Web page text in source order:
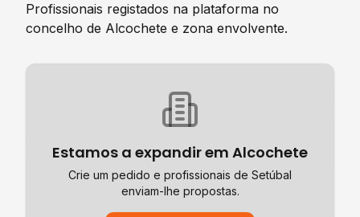
Profissionais registados na plataforma no
concelho de Alcochete e zona envolvente.
Estamos a expandir em Alcochete
Crie um pedido e profissionais de Setúbal
enviam-lhe propostas.